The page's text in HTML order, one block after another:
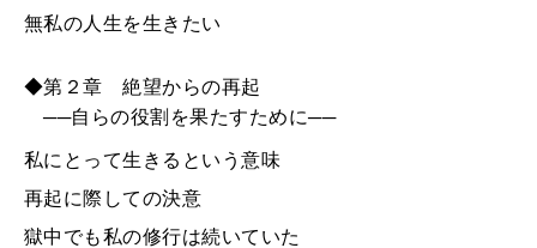
無私の人生を生きたい
◆第２章 絶望からの再起
──自らの役割を果たすために──
私にとって生きるという意味
再起に際しての決意
獄中でも私の修行は続いていた